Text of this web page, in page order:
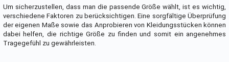
Um sicherzustellen, dass man die passende Größe wählt, ist es wichtig,
verschiedene Faktoren zu berücksichtigen. Eine sorgfältige Überprüfung
der eigenen Maße sowie das Anprobieren von Kleidungsstücken können
dabei helfen, die richtige Größe zu finden und somit ein angenehmes
Tragegefühl zu gewährleisten.